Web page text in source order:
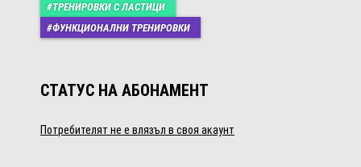
ТРЕНИРОВКИ С ЛАСТИЦИ
ФУНКЦИОНАЛНИ ТРЕНИРОВКИ
СТАТУС НА АБОНАМЕНТ
Потребителят не е влязъл в своя акаунт